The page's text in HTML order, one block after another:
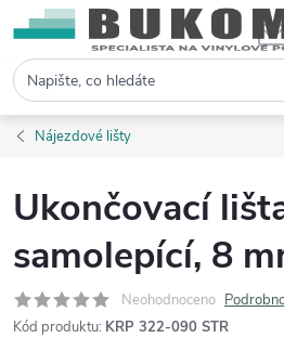
Hledat
Nájezdové lišty
Ukončovací
samolepící, 8
Neohodnoceno
Kód produktu: KRP 322-090 STR